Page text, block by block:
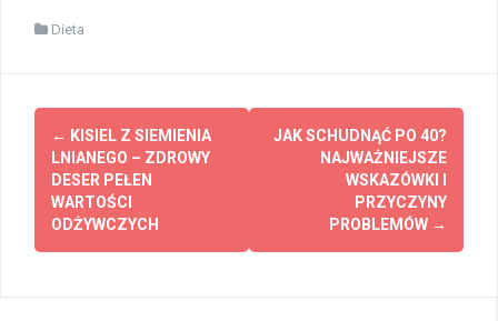
Dieta
Post
navigation
← KISIEL Z SIEMIENIA
LNIANEGO – ZDROWY
DESER PEŁEN
WARTOŚCI
ODŻYWCZYCH
JAK SCHUDNĄĆ PO 40?
NAJWAŻNIEJSZE
WSKAZÓWKI I
PRZYCZYNY
PROBLEMÓW →